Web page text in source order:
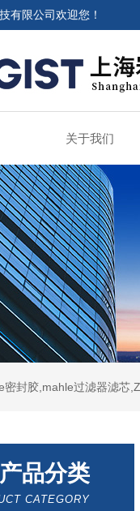
有限公司欢迎您！
关于我们
密封胶,mahle过滤器滤芯
产品分类
CATEGORY